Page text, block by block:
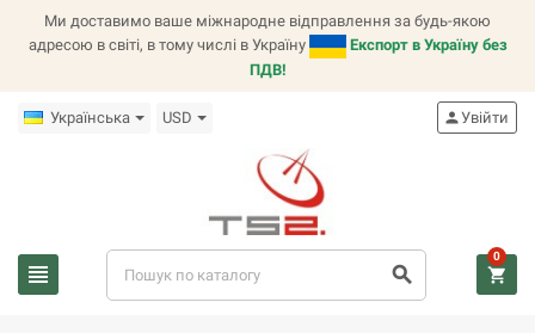
Ми доставимо ваше міжнародне відправлення за будь-якою
адресою в світі, в тому числі в Україну
Експорт в Україну без
ПДВ!
Українська USD
view_headline search
personУвійти
shopping_cart
0